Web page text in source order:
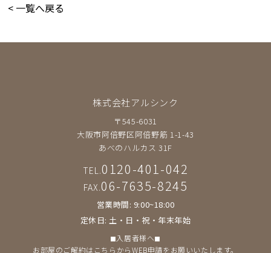
< 一覧へ戻る
株式会社アルシンク
〒545-6031
大阪市阿倍野区阿倍野筋 1-1-43
あべのハルカス 31F
TEL.0120-401-042
FAX.06-7635-8245
営業時間: 9:00~18:00
定休日: 土・日・祝・年末年始
◼︎入居者様へ◼︎
お部屋のご解約は こちら からWEB申請をお願いいたします。